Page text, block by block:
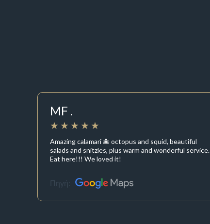
MF .
Amazing calamari 🐙 octopus and squid, beautiful
salads and snitzles, plus warm and wonderful service.
Eat here!!! We loved it!
Πηγή: